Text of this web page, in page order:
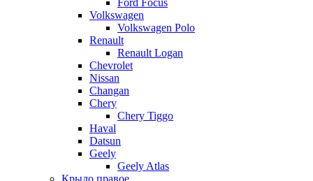
Ford Focus
Volkswagen
Volkswagen Polo
Renault
Renault Logan
Chevrolet
Nissan
Changan
Chery
Chery Tiggo
Haval
Datsun
Geely
Geely Atlas
Крыло правое